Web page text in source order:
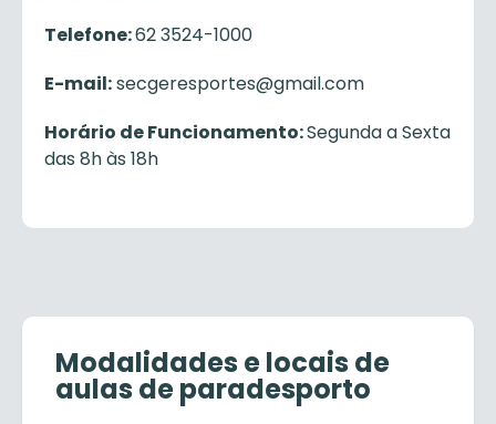
Telefone:62 3524-1000
E-mail:secgeresportes@gmail.com
Horário de Funcionamento:Segunda a Sexta
das 8h às 18h
Modalidades e locais de
aulas de paradesporto